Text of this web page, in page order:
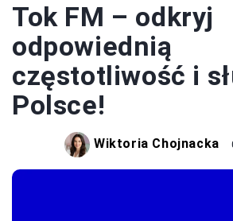
Tok FM – odkryj
odpowiednią
częstotliwość i
Polsce!
Wiktoria Chojnacka